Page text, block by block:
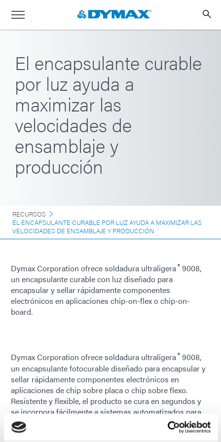
El encapsulante curable
por luz ayuda a
maximizar las
velocidades de
ensamblaje y
producción
RECURSOS
EL ENCAPSULANTE CURABLE POR LUZ AYUDA A MAXIMIZAR LAS
VELOCIDADES DE ENSAMBLAJE Y PRODUCCIÓN
Dymax Corporation ofrece soldadura ultraligera® 9008,
un encapsulante curable con luz diseñado para
encapsular y sellar rápidamente componentes
electrónicos en aplicaciones chip-on-flex o chip-on-
board.
Dymax Corporation ofrece soldadura ultraligera® 9008,
un encapsulante fotocurable diseñado para encapsular y
sellar rápidamente componentes electrónicos en
aplicaciones de chip sobre placa o chip sobre flexo.
Resistente y flexible, el producto se cura en segundos y
se incorpora fácilmente a sistemas automatizados para
maximizar la velocidad de producción y ensamblaje de
microelectrónica. Con resistencia a la humedad y al